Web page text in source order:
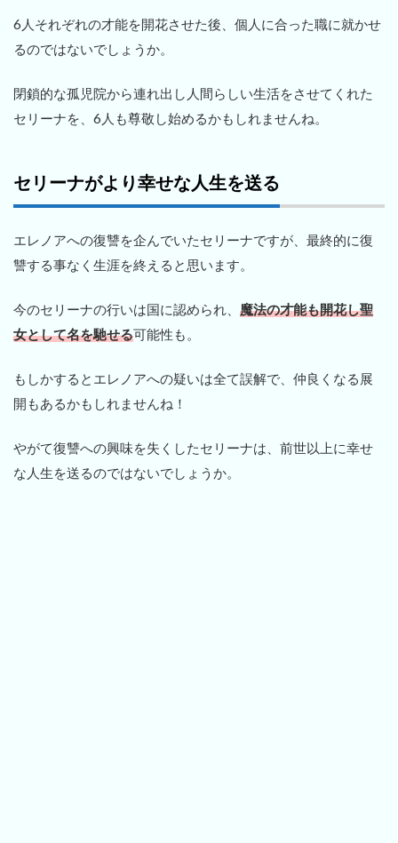
6人それぞれの才能を開花させた後、個人に合った職に就かせ
るのではないでしょうか。
閉鎖的な孤児院から連れ出し人間らしい生活をさせてくれた
セリーナを、6人も尊敬し始めるかもしれませんね。
セリーナがより幸せな人生を送る
エレノアへの復讐を企んでいたセリーナですが、最終的に復
讐する事なく生涯を終えると思います。
今のセリーナの行いは国に認められ、 魔法の才能も開花し聖
女として名を馳せる可能性も。
もしかするとエレノアへの疑いは全て誤解で、仲良くなる展
開もあるかもしれませんね！
やがて復讐への興味を失くしたセリーナは、前世以上に幸せ
な人生を送るのではないでしょうか。